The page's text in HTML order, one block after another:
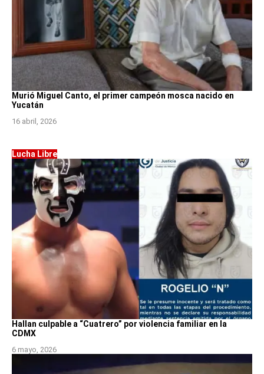
Murió Miguel Canto, el primer campeón mosca nacido en
Yucatán
16 abril, 2026
Lucha Libre
Hallan culpable a “Cuatrero” por violencia familiar en la
CDMX
6 mayo, 2026